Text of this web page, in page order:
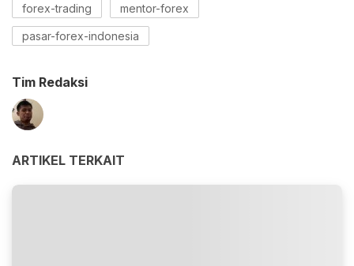
forex-trading mentor-forex
pasar-forex-indonesia
Tim Redaksi
ARTIKEL TERKAIT